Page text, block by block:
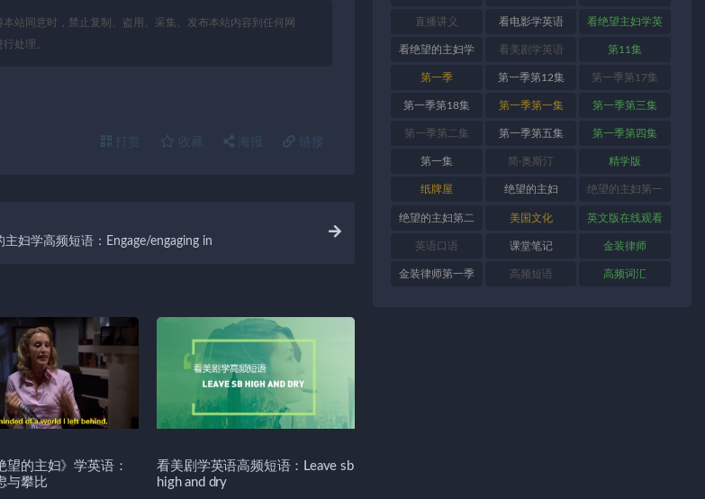
站同意时，禁止复制、盗用、采集、发布本站内容到任何网
处理。
打赏 收藏 海报 链接
主妇学高频短语：Engage/engaging in
望的主妇》学英语：
与攀比
看美剧学英语高频短语：Leave sb
high and dry
直播讲义 看电影学英语 看绝望主妇学英
语
看绝望的主妇学
英语
看美剧学英语 第11集
第一季 第一季第12集 第一季第17集
第一季第18集 第一季第一集 第一季第三集
第一季第二集 第一季第五集 第一季第四集
第一集 简·奥斯汀 精学版
纸牌屋 绝望的主妇 绝望的主妇第一
季
绝望的主妇第二
季
美国文化 英文版在线观看
英语口语 课堂笔记 金装律师
金装律师第一季 高频短语 高频词汇